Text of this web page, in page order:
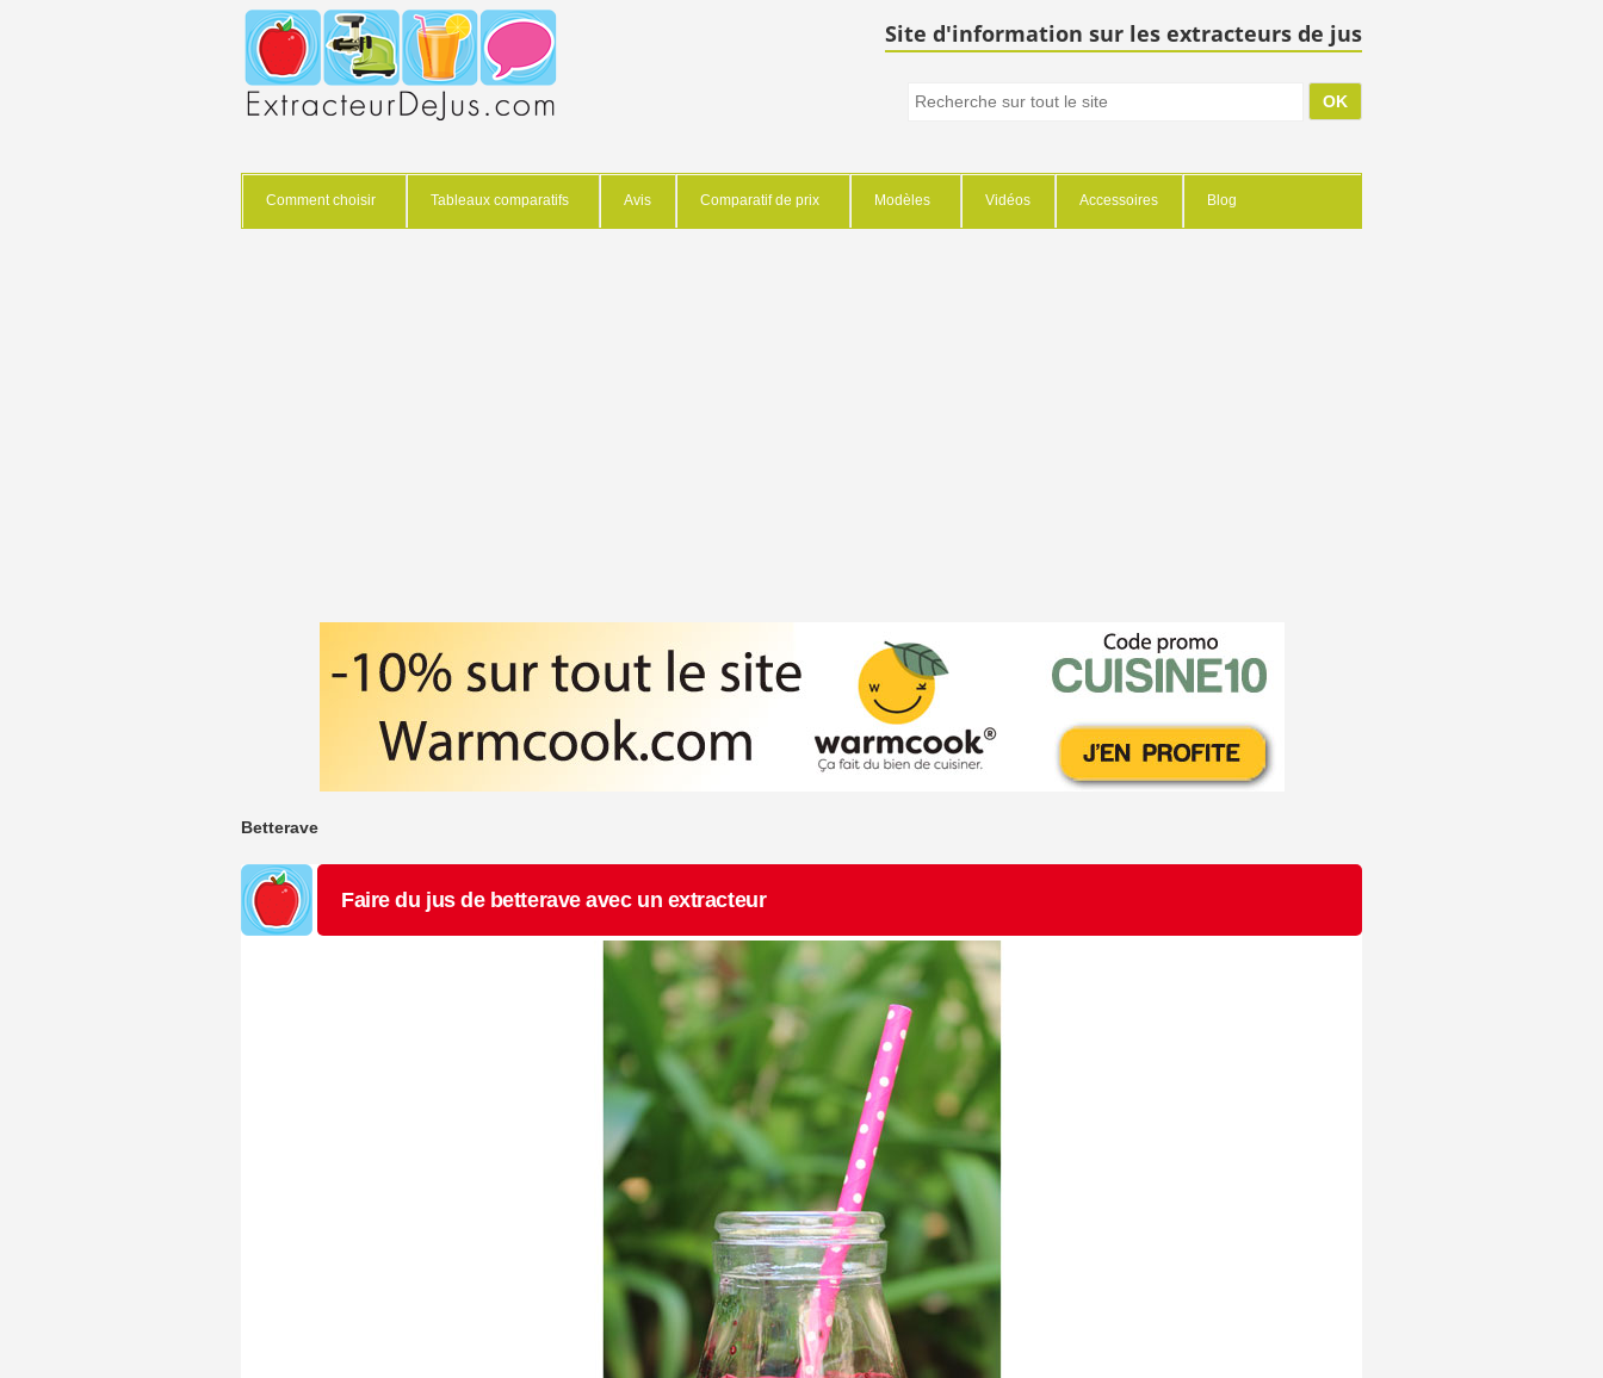
Site d'information sur les extracteurs de jus
Comment choisir Tableaux comparatifs Avis Comparatif de prix Modèles Vidéos Accessoires Blog
Betterave
Faire du jus de betterave avec un extracteur